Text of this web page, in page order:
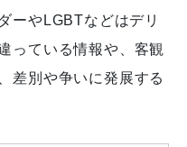
ーやLGBTなどはデリ
っている情報や、客観
差別や争いに発展する